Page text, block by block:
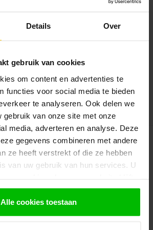
Details Over
gebruik van cookies
om content en advertenties te
functies voor social media te bieden
te analyseren. Ook delen we
gebruik van onze site met onze
media, adverteren en analyse. Deze
gegevens combineren met andere
ze heeft verstrekt of die ze hebben
van uw gebruik van hun services. U
Alle cookies toestaan
Blokhut Halvar | Tuinhuis
met Prieeldak 3x3
Blokhut Halvar 3x3 meter is een mooi
simpel tuinhuis met puntdak. Met ...
Op voorraad in webshop
Bekijken
TUINDECO
Blokhut Lars | Tuinhuis met
Zijluifel
28mm onbehandeld vurenhout. Uniek...
€1.899,00